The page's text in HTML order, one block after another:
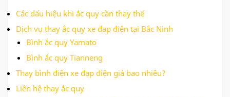
Các dấu hiệu khi ắc quy cần thay thế
Dịch vụ thay ắc quy xe đạp điện tại Bắc Ninh
Bình ắc quy Yamato
Bình ắc quy Tianneng
Thay bình điện xe đạp điện giá bao nhiêu?
Liên hệ thay ắc quy